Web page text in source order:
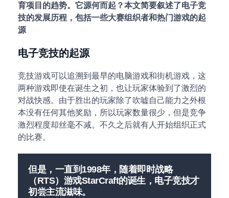
育项目的趋势。它源何而起？本文简要叙述了电子竞
技的发展历程，包括一些大赛组织者和热门游戏的起
源
电子竞技的起源
竞技游戏可以追溯到最早的电脑游戏和街机游戏，这
两种游戏即使在诞生之初，也让玩家体验到了激烈的
对战快感。由于胜出的玩家除了吹嘘自己能力之外根
本没有任何其他奖励，所以玩家数量很少，但是竞争
激烈程度却丝毫不减。不久之后就有人开始组织正式
的比赛。
但是，一直到1998年，随着即时战略
（RTS）游戏StarCraft的诞生，电子竞技才
初尝主流滋味。